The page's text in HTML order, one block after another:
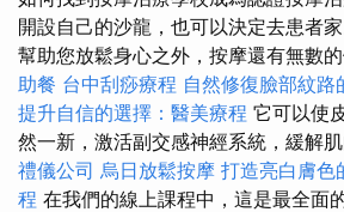
開設自己的沙龍，也可以決定去患者家
幫助您放鬆身心之外，按摩還有無數
助餐 台中刮痧療程 自然修復臉部紋路
提升自信的選擇：醫美療程 它可以使
然一新，激活副交感神經系統，緩解肌
禮儀公司 烏日放鬆按摩 打造亮白膚色
程 在我們的線上課程中，這是最全面